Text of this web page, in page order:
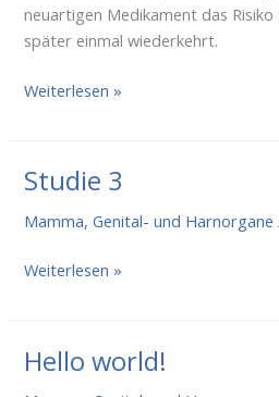
neuartigen Medikament das
später einmal wiederkehrt.
SASCIA
Weiterlesen »
Studie 3
Mamma, Genital- und Harnorgane
Studie
Weiterlesen »
Hello world!